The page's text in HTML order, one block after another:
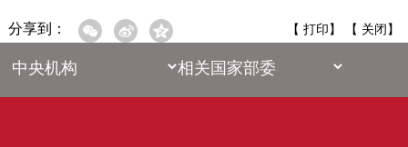
分享到： 【打印 】 【 关闭 】